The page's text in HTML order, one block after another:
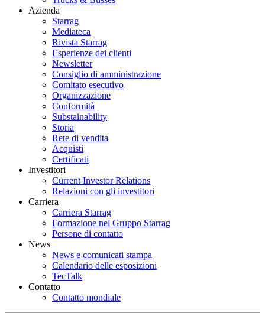
Azienda
Starrag
Mediateca
Rivista Starrag
Esperienze dei clienti
Newsletter
Consiglio di amministrazione
Comitato esecutivo
Organizzazione
Conformità
Substainability
Storia
Rete di vendita
Acquisti
Certificati
Investitori
Current Investor Relations
Relazioni con gli investitori
Carriera
Carriera Starrag
Formazione nel Gruppo Starrag
Persone di contatto
News
News e comunicati stampa
Calendario delle esposizioni
TecTalk
Contatto
Contatto mondiale